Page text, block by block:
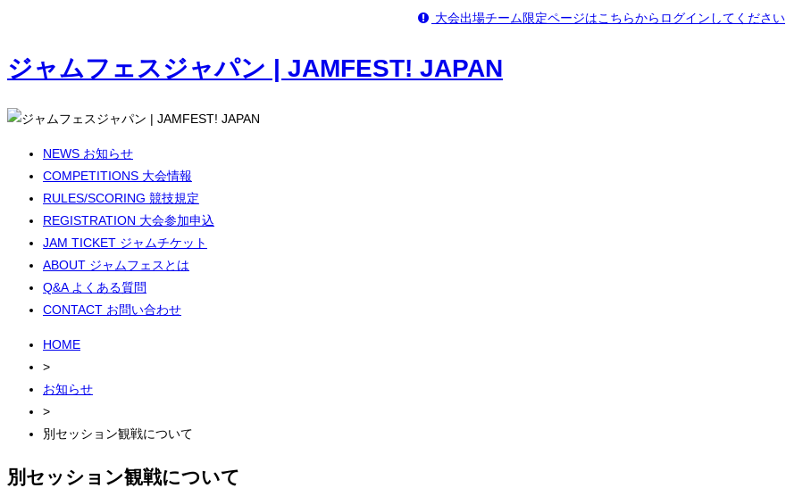
大会出場チーム限定ページはこちらからログインしてください
ジャムフェスジャパン | JAMFEST! JAPAN
NEWS お知らせ
COMPETITIONS 大会情報
RULES/SCORING 競技規定
REGISTRATION 大会参加申込
JAM TICKET ジャムチケット
ABOUT ジャムフェスとは
Q&A よくある質問
CONTACT お問い合わせ
HOME
>
お知らせ
>
別セッション観戦について
別セッション観戦について